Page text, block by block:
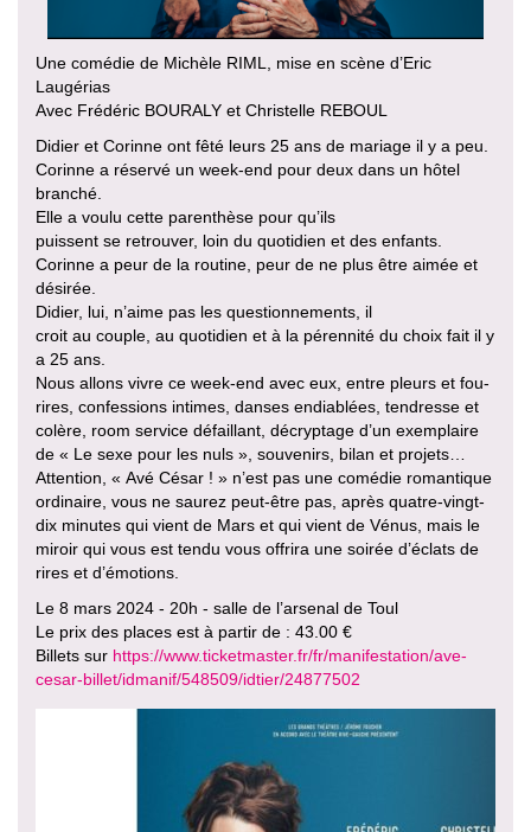
Une comédie de Michèle RIML, mise en scène d’Eric
Laugérias
Avec Frédéric BOURALY et Christelle REBOUL
Didier et Corinne ont fêté leurs 25 ans de mariage il y a peu.
Corinne a réservé un week-end pour deux dans un hôtel
branché.
Elle a voulu cette parenthèse pour qu’ils
puissent se retrouver, loin du quotidien et des enfants.
Corinne a peur de la routine, peur de ne plus être aimée et
désirée.
Didier, lui, n’aime pas les questionnements, il
croit au couple, au quotidien et à la pérennité du choix fait il y
a 25 ans.
Nous allons vivre ce week-end avec eux, entre pleurs et fou-
rires, confessions intimes, danses endiablées, tendresse et
colère, room service défaillant, décryptage d’un exemplaire
de « Le sexe pour les nuls », souvenirs, bilan et projets…
Attention, « Avé César ! » n’est pas une comédie romantique
ordinaire, vous ne saurez peut-être pas, après quatre-vingt-
dix minutes qui vient de Mars et qui vient de Vénus, mais le
miroir qui vous est tendu vous offrira une soirée d’éclats de
rires et d’émotions.
Le 8 mars 2024 - 20h - salle de l’arsenal de Toul
Le prix des places est à partir de : 43.00 €
Billets sur https://www.ticketmaster.fr/fr/manifestation/ave-
cesar-billet/idmanif/548509/idtier/24877502